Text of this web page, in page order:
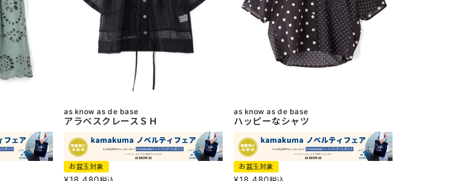
as know as de base
アラベスクレースＳＨ
お盆玉対象
as know as de base
ハッピーなシャツ
お盆玉対象